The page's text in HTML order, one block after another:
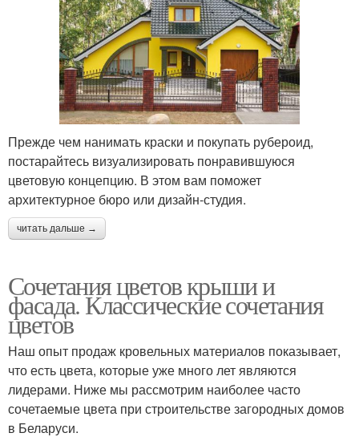
Прежде чем нанимать краски и покупать рубероид,
постарайтесь визуализировать понравившуюся
цветовую концепцию. В этом вам поможет
архитектурное бюро или дизайн-студия.
читать дальше →
Сочетания цветов крыши и
фасада. Классические сочетания
цветов
Наш опыт продаж кровельных материалов показывает,
что есть цвета, которые уже много лет являются
лидерами. Ниже мы рассмотрим наиболее часто
сочетаемые цвета при строительстве загородных домов
в Беларуси.